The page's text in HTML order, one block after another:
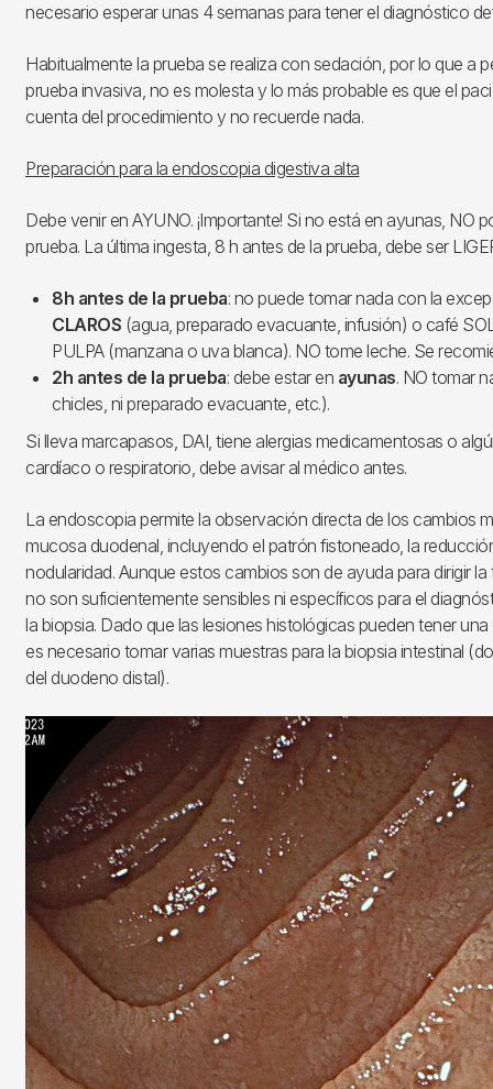
necesario esperar unas 4 semanas para tener el diagnóstico
Habitualmente la prueba se realiza con sedación, por lo que a
prueba invasiva, no es molesta y lo más probable es que el
cuenta del procedimiento y no recuerde nada.
Preparación para la endoscopia digestiva alta
Debe venir en AYUNO. ¡Importante! Si no está en ayunas, NO
prueba. La última ingesta, 8 h antes de la prueba, debe ser
8h antes de la prueba: no puede tomar nada con la
CLAROS (agua, preparado evacuante, infusión) o café
PULPA (manzana o uva blanca). NO tome leche. Se
2h antes de la prueba: debe estar en ayunas. NO tomar
chicles, ni preparado evacuante, etc.).
Si lleva marcapasos, DAI, tiene alergias medicamentosas o
cardíaco o respiratorio, debe avisar al médico antes.
La endoscopia permite la observación directa de los cambios
mucosa duodenal, incluyendo el patrón fistoneado, la
nodularidad. Aunque estos cambios son de ayuda para dirigir
no son suficientemente sensibles ni específicos para el
la biopsia. Dado que las lesiones histológicas pueden tener una
es necesario tomar varias muestras para la biopsia intestinal
del duodeno distal).